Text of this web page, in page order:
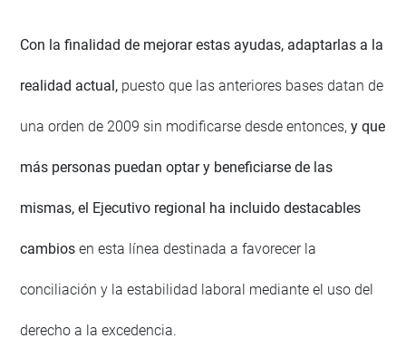
Con la finalidad de mejorar estas ayudas, adaptarlas a la
realidad actual, puesto que las anteriores bases datan de
una orden de 2009 sin modificarse desde entonces, y que
más personas puedan optar y beneficiarse de las
mismas, el Ejecutivo regional ha incluido destacables
cambios en esta línea destinada a favorecer la
conciliación y la estabilidad laboral mediante el uso del
derecho a la excedencia.